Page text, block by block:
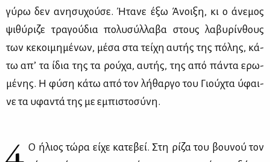
γύ­ρω δεν ανη­συ­χού­σε. Ήτα­νε έξω Άνοι­ξη, κι ο άνε­μος
ψι­θύ­ρι­ζε τρα­γού­δια πο­λυ­σύλ­λα­βα στους λα­βυ­ρίν­θους
των κε­κοι­μη­μέ­νων, μέ­σα στα τεί­χη αυ­τής της πό­λης, κά­
τω απ’ τα ίδια της τα ρού­χα, αυ­τής, της από πά­ντα ερω­
μέ­νης. Η φύ­ση κά­τω από τον λή­θαρ­γο του Γιού­χτα ύφαι­
νε τα υφα­ντά της με εμπι­στο­σύ­νη.
Ο ήλιος τώ­ρα εί­χε κα­τε­βεί. Στη ρί­ζα του βου­νού τον